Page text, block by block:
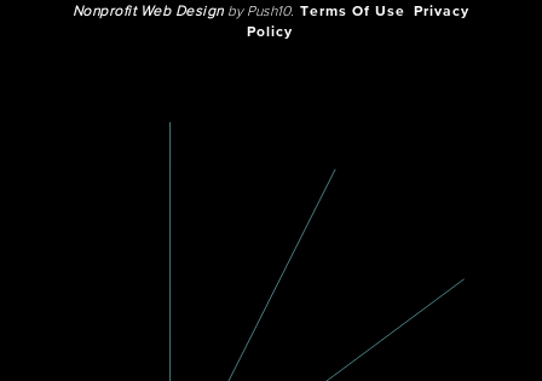
Nonprofit Web Designby Push10. Terms Of Use
Privacy
Policy